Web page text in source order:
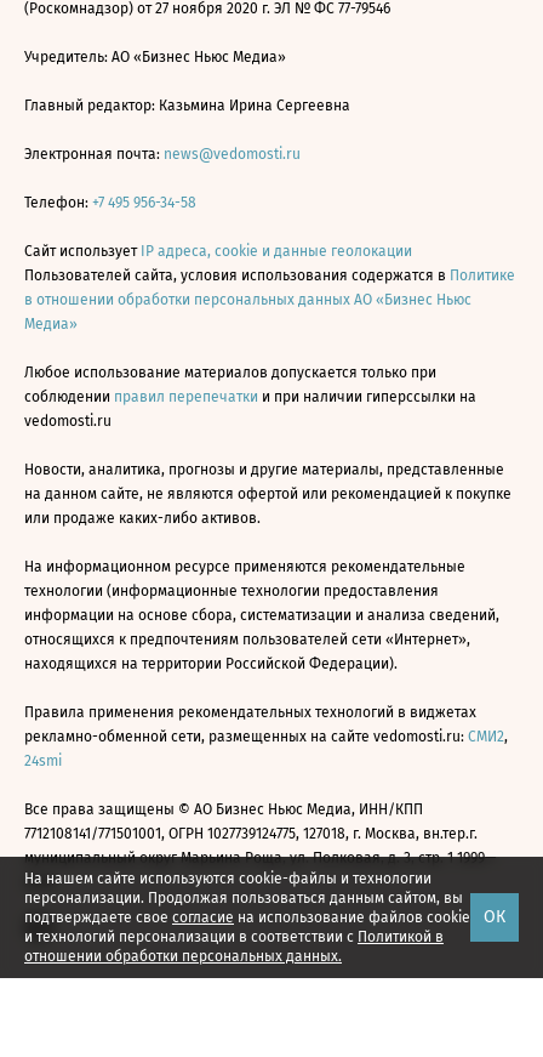
На нашем сайте используются cookie-файлы и технологии
персонализации. Продолжая пользоваться данным сайтом, вы
подтверждаете свое согласие на использование файлов cookie
и технологий персонализации в соответствии с Политикой в
отношении обработки персональных данных.
ОК
(Роскомнадзор) от 27 ноября 2020 г. ЭЛ № ФС 77-79546
Учредитель: АО «Бизнес Ньюс Медиа»
Главный редактор: Казьмина Ирина Сергеевна
Электронная почта: news@vedomosti.ru
Телефон: +7 495 956-34-58
Сайт использует IP адреса, cookie и данные геолокации
Пользователей сайта, условия использования содержатся в Политике
в отношении обработки персональных данных АО «Бизнес Ньюс
Медиа»
Любое использование материалов допускается только при
соблюдении правил перепечатки и при наличии гиперссылки на
vedomosti.ru
Новости, аналитика, прогнозы и другие материалы, представленные
на данном сайте, не являются офертой или рекомендацией к покупке
или продаже каких-либо активов.
На информационном ресурсе применяются рекомендательные
технологии (информационные технологии предоставления
информации на основе сбора, систематизации и анализа сведений,
относящихся к предпочтениям пользователей сети «Интернет»,
находящихся на территории Российской Федерации).
Правила применения рекомендательных технологий в виджетах
рекламно-обменной сети, размещенных на сайте vedomosti.ru: СМИ2,
24smi
Все права защищены © АО Бизнес Ньюс Медиа, ИНН/КПП
7712108141/771501001, ОГРН 1027739124775, 127018, г. Москва, вн.тер.г.
муниципальный округ Марьина Роща, ул. Полковая, д. 3, стр. 1 1999—
2026